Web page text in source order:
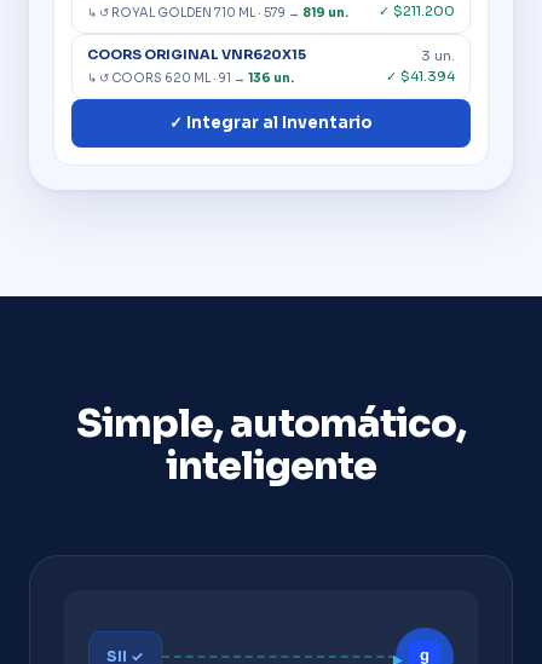
↳ ↺ ROYAL GOLDEN 710 ML · 579 → 819 un.
✓ $211.200
COORS ORIGINAL VNR620X15
↳ ↺ COORS 620 ML · 91 → 136 un.
3 un.
✓ $41.394
✓ Integrar al Inventario
Simple, automático,
inteligente
SII ✓ ▶